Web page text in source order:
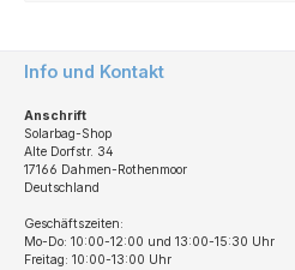
Info und Kontakt
Anschrift
Solarbag-Shop
Alte Dorfstr. 34
17166 Dahmen-Rothenmoor
Deutschland
Geschäftszeiten:
Mo-Do: 10:00-12:00 und 13:00-15:30 Uhr
Freitag: 10:00-13:00 Uhr